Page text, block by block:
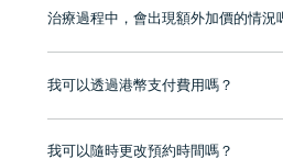
市市民極高的口碑評價及信任推薦 珠海、
有咨詢及服務保障中心，有任何問題都可
治療過程中，會出現額外加價的情況
我可以透過港幣支付費用嗎？
我可以隨時更改預約時間嗎？